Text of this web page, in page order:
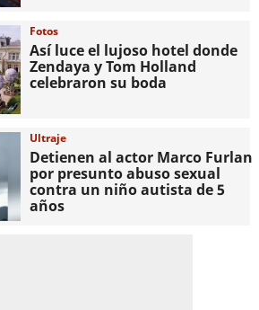
Fotos
Así luce el lujoso hotel donde
Zendaya y Tom Holland
celebraron su boda
Ultraje
Detienen al actor Marco Furlan
por presunto abuso sexual
contra un niño autista de 5
años